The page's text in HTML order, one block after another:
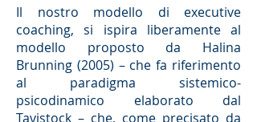
Il nostro modello di executive
coaching, si ispira liberamente al
modello proposto da Halina
Brunning (2005) – che fa riferimento
al paradigma sistemico-
psicodinamico elaborato dal
Tavistock – che, come precisato da